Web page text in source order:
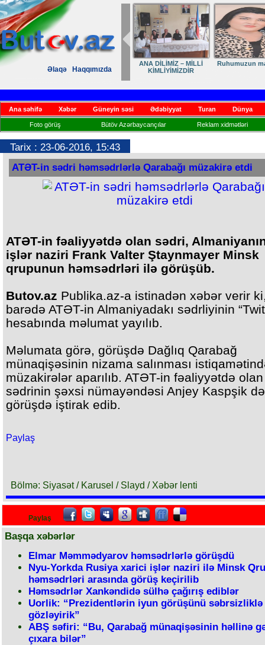
Əlaqə Haqqımızda
ANA DİLİMİZ – MİLLİ
KİMLİYİMİZDİR
Ruhumuzun
Ana səhifə Xəbər Güneyin səsi Ədəbiyyat Turan Dünya
Foto görüş Bütöv Azərbaycançılar Reklam xidmətləri
Tarix : 23-06-2016, 15:43
ATƏT-in sədri həmsədrlərlə Qarabağı müzakirə etdi
ATƏT-in fəaliyyətdə olan sədri,
işlər naziri Frank Valter Ştaynmayer Minsk
qrupunun həmsədrləri ilə görüşüb.
Butov.az Publika.az-a istinadən xəbər verir
barədə ATƏT-in Almaniyadakı sədrliyinin
hesabında məlumat yayılıb.
Məlumata görə, görüşdə Dağlıq Qarabağ
münaqişəsinin nizama salınması
müzakirələr aparılıb. ATƏT-in fəaliyyətdə olan
sədrinin şəxsi nümayəndəsi Anjey Kaspşik də
görüşdə iştirak edib.
Paylaş
Bölmə: Siyasət / Karusel / Slayd / Xəbər lenti
Paylaş
Başqa xəbərlər
Elmar Məmmədyarov həmsədrlərlə görüşdü
Nyu-Yorkda Rusiya xarici işlər naziri ilə Minsk
həmsədrləri arasında görüş keçirilib
Həmsədrlər Xankəndidə sülhə çağırış ediblər
Uorlik: “Prezidentlərin iyun görüşünü səbrsizliklə
gözləyirik”
ABŞ səfiri: “Bu, Qarabağ münaqişəsinin həllinə
çıxara bilər”